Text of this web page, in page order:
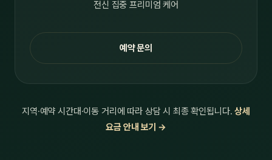
전신 집중 프리미엄 케어
예약 문의
지역·예약 시간대·이동 거리에 따라 상담 시 최종 확인됩니다.상세
요금 안내 보기 →